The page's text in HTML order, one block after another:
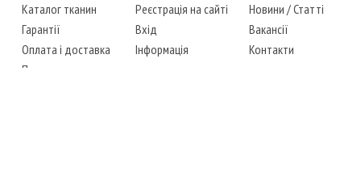
Каталог тканин
Гарантії
Оплата і доставка
Повернення товару
Реєстрація на сайті
Вхід
Інформація
Новини /Статті
Вакансії
Контакти